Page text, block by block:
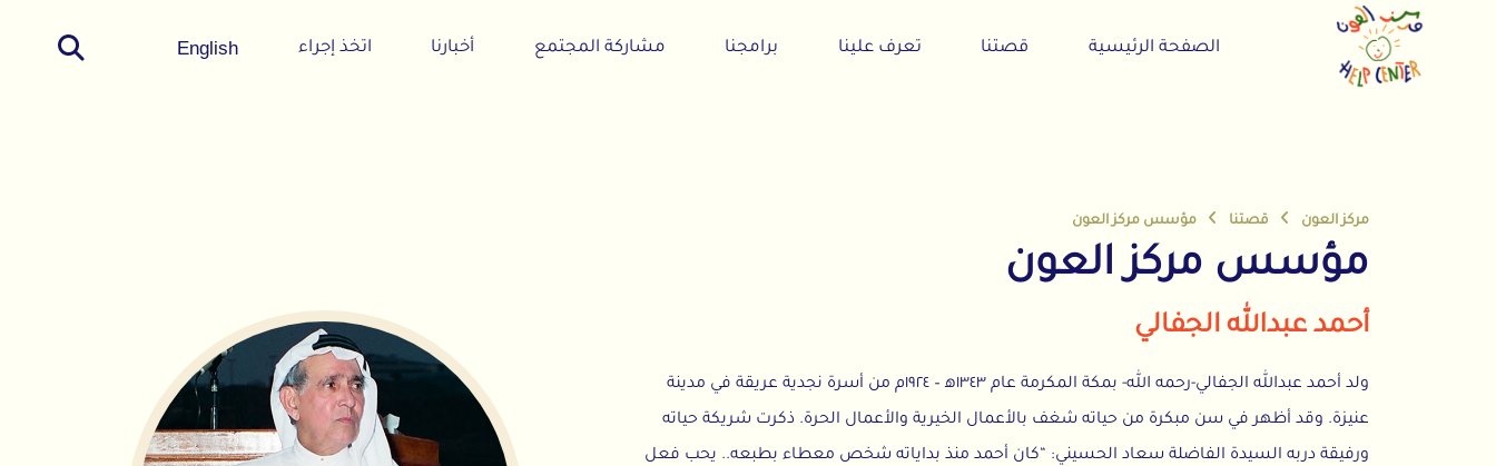
الصفحة الرئيسية قصتنا تعرف علينا برامجنا مشاركة المجتمع أخبارنا اتخذ إجراء English
قصتنا مؤسس مركز العون
مؤسس مركز العون
أحمد عبدالله الجفالي
ولد أحمد عبدالله الجفالي-رحمه الله- بمكة المكرمة عام ١٣٤٣ﻫ – ١٩٢٤م من أسرة نجدية عريقة في مدينة
عنيزة. وقد أظهر في سن مبكرة من حياته شغف بالأعمال الخيرية والأعمال الحرة. ذكرت شريكة حياته
ورفيقة دربه السيدة الفاضلة سعاد الحسيني: “كان أحمد منذ بداياته شخص معطاء بطبعه.. يحب فعل